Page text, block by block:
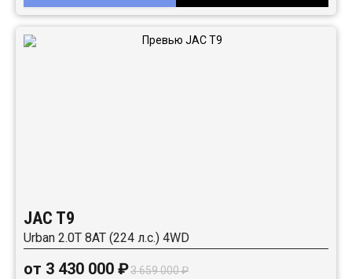
JAC T9
Urban 2.0T 8AT (224 л.с.) 4WD
от 3 430 000 ₽3 659 000 ₽